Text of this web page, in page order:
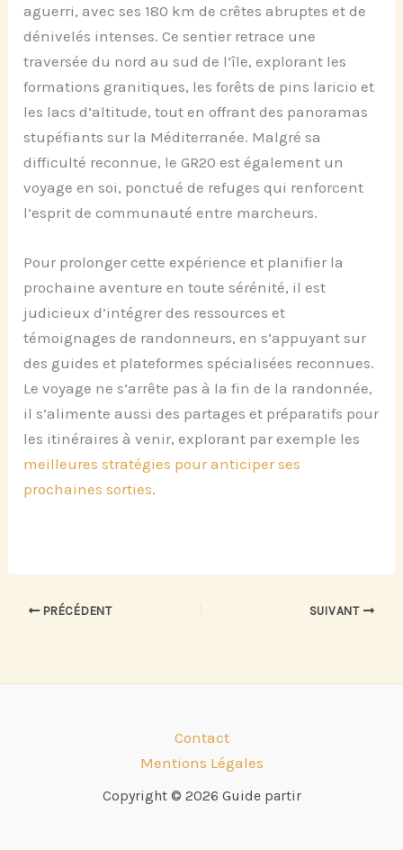
aguerri, avec ses 180 km de crêtes abruptes et de
dénivelés intenses. Ce sentier retrace une
traversée du nord au sud de l’île, explorant les
formations granitiques, les forêts de pins laricio et
les lacs d’altitude, tout en offrant des panoramas
stupéfiants sur la Méditerranée. Malgré sa
difficulté reconnue, le GR20 est également un
voyage en soi, ponctué de refuges qui renforcent
l’esprit de communauté entre marcheurs.
Pour prolonger cette expérience et planifier la
prochaine aventure en toute sérénité, il est
judicieux d’intégrer des ressources et
témoignages de randonneurs, en s’appuyant sur
des guides et plateformes spécialisées reconnues.
Le voyage ne s’arrête pas à la fin de la randonnée,
il s’alimente aussi des partages et préparatifs pour
les itinéraires à venir, explorant par exemple les
meilleures stratégies pour anticiper ses
prochaines sorties.
PRÉCÉDENT SUIVANT
Contact
Mentions Légales
Copyright © 2026 Guide partir